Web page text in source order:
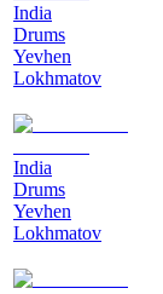
India
Drums
Yevhen
Lokhmatov
India
Drums
Yevhen
Lokhmatov